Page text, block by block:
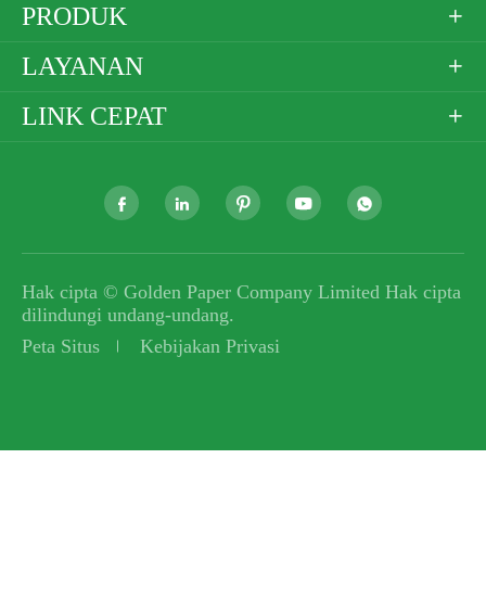
PRODUK 
LAYANAN 
LINK CEPAT 
    
Hak cipta © Golden Paper Company Limited Hak cipta
dilindungi undang-undang.
Peta Situs
Kebijakan Privasi